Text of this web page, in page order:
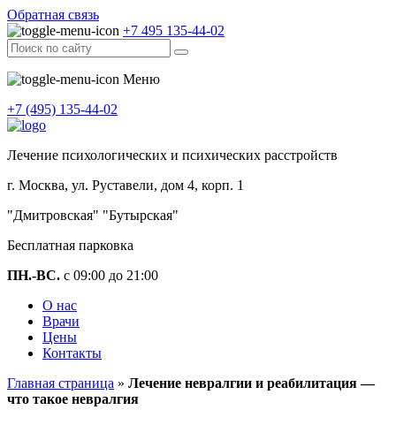
Обратная связь
+7 495 135-44-02
Меню
+7 (495) 135-44-02
Лечение психологических и психических расстройств
г. Москва, ул. Руставели, дом 4, корп. 1
"Дмитровская" "Бутырская"
Бесплатная парковка
ПН.-ВС. с 09:00 до 21:00
О нас
Врачи
Цены
Контакты
Главная страница » Лечение невралгии и реабилитация —
что такое невралгия